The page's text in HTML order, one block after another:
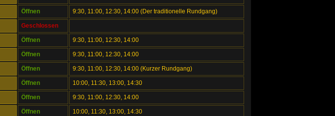
Öffnen 9:30, 11:00, 12:30, 14:00 (Der traditionelle Rundgang)
Geschlossen
Öffnen 9:30, 11:00, 12:30, 14:00
Öffnen 9:30, 11:00, 12:30, 14:00
Öffnen 9:30, 11:00, 12:30, 14:00 (Kurzer Rundgang)
Öffnen 10:00, 11:30, 13:00, 14:30
Öffnen 9:30, 11:00, 12:30, 14:00
Öffnen 10:00, 11:30, 13:00, 14:30